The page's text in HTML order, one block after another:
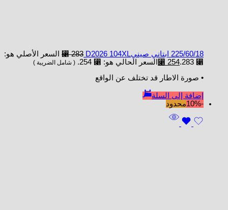
225/60/18 ابتاني صينيD2026 104XL ⃁283
السعر الأصلي هو:
⃁ 283.
⃁ 254 السعر الحالي هو: ⃁ 254. ( شامل الضريبة )
• صورة الاطار قد تختلف عن الواقع
إضافة إلى السلة
-10%
محدود